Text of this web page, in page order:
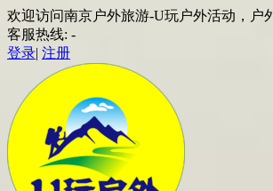
欢迎访问南京户外旅游-U玩户外活动，户
客服热线: -
登录| 注册